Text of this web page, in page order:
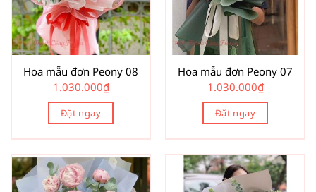
Hoa mẫu đơn Peony 08
1.030.000₫
Đặt ngay
Hoa mẫu đơn Peony 07
1.030.000₫
Đặt ngay